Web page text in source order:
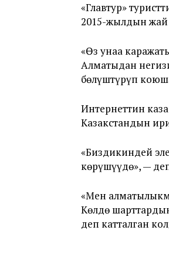
«Главтур»
2015-жылдын жай
«Өз унаа
Алматыдан
бөлүштүрүп
Интернеттин
Казакстандын
«Биздикиндей
көрүшүүдө», —
«Мен
Көлдө
деп катталган